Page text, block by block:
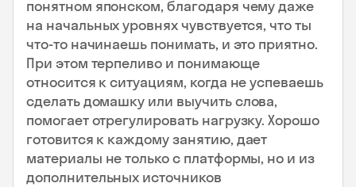
понятном японском, благодаря чему даже
на начальных уровнях чувствуется, что ты
что-то начинаешь понимать, и это приятно.
При этом терпеливо и понимающе
относится к ситуациям, когда не успеваешь
сделать домашку или выучить слова,
помогает отрегулировать нагрузку. Хорошо
готовится к каждому занятию, дает
материалы не только с платформы, но и из
дополнительных источников